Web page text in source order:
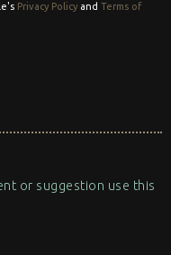
Privacy Policy and Terms of
or suggestion use this